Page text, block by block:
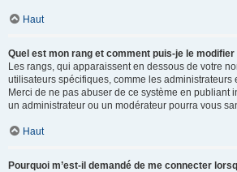
Haut
Quel est mon rang et comment puis-je le modifier
Les rangs, qui apparaissent en dessous de votre
utilisateurs spécifiques, comme les
Merci de ne pas abuser de ce système en publiant
un administrateur ou un modérateur pourra vous
Haut
Pourquoi m’est-il demandé de me connecter